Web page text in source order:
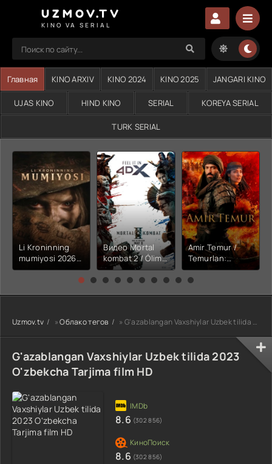
UZMOV.TV
KINO VA SERIAL
Главная KINO ARXIV KINO 2024 KINO 2025 JANGARI KINO
UJAS KINO HIND KINO SERIAL KOREYA SERIAL
TURK SERIAL
Li Kroninning
mumiyosi 2026
(uzbek tilida
kino) tarjima HD
Видео Mortal
kombat 2 / Ólim
jangi 2 (2026)
Uzbek tilida
Amir Temur /
Temurlan:
Fathchining
yuksalishi
tarjima kino Full
HD tas-ix
Uzmov.tv »Облако тегов » G'azablangan Vaxshiylar Uzbek tilida 2023 O'zbekcha Tarjima film HD
G'azablangan Vaxshiylar Uzbek tilida 2023
O'zbekcha Tarjima film HD
8.6 (302 856)
8.6 (302 856)